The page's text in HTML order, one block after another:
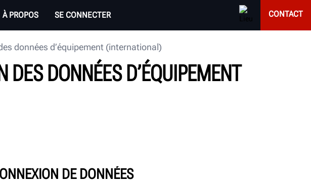
À PROPOS SE CONNECTER CONTACT
données d’équipement (international)
DES DONNÉES D’ÉQUIPEMENT
DE DONNÉES